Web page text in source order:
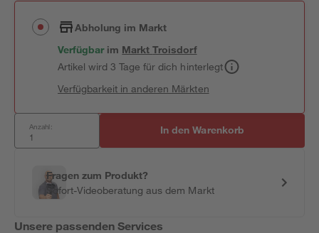
Abholung im Markt
Verfügbar im MarktTroisdorf
Artikel wird 3 Tage für dich hinterlegt
Verfügbarkeit in anderen Märkten
Anzahl: In den Warenkorb
Fragen zum Produkt?
Sofort-Videoberatung aus dem Markt
Unsere passenden Services